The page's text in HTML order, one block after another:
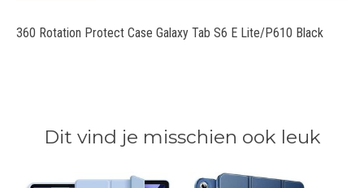
360 Rotation Protect Case Galaxy Tab S6 E Lite/P610 Black
Dit vind je misschien ook leuk
Items van productcarrousel